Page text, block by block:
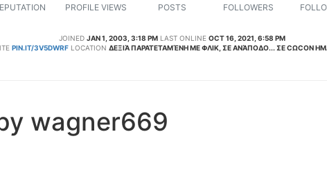
PROFILE VIEWS POSTS FOLLOWERS
JOINED JAN 1, 2003, 3:18 PM LAST ONLINE OCT 16, 2021, 6:58 PM
PIN.IT/3V5DWRF LOCATION ΔΕΞΙΆ ΠΑΡΑΤΕΤΑΜΈΝΗ ΜΕ ΦΛΙΚ, ΣΕ ΑΝΆΠΟΔΟ... ΣΕ CΩCΟΝ
wagner669